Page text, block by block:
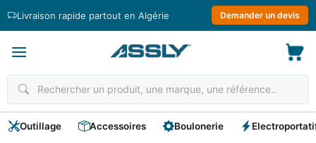
Livraison rapide partout en Algérie Demander un devis
Outillage Accessoires Boulonerie